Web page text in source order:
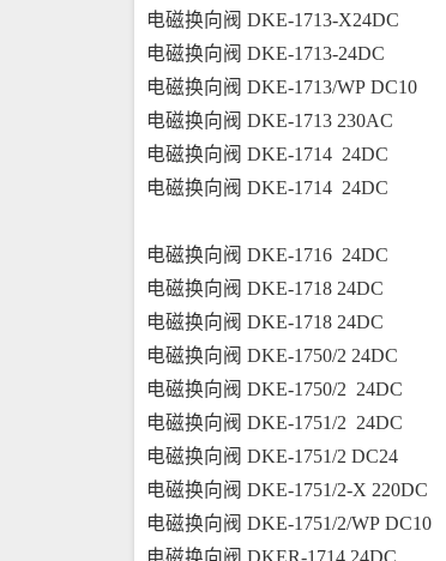
电磁换向阀 DKE-1713-X24DC
电磁换向阀 DKE-1713-24DC
电磁换向阀 DKE-1713/WP DC10
电磁换向阀 DKE-1713 230AC
电磁换向阀 DKE-1714  24DC
电磁换向阀 DKE-1714  24DC
电磁换向阀 DKE-1716  24DC
电磁换向阀 DKE-1718 24DC
电磁换向阀 DKE-1718 24DC
电磁换向阀 DKE-1750/2 24DC
电磁换向阀 DKE-1750/2  24DC
电磁换向阀 DKE-1751/2  24DC
电磁换向阀 DKE-1751/2 DC24
电磁换向阀 DKE-1751/2-X 220DC
电磁换向阀 DKE-1751/2/WP DC10
电磁换向阀 DKER-1714 24DC